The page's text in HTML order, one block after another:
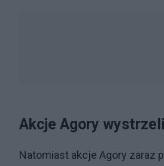
Akcje Agory
Natomiast akcje Agory zaraz